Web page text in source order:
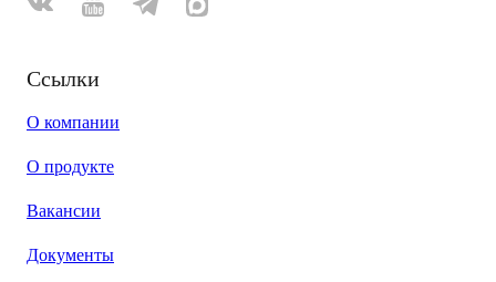
Ссылки
О компании
О продукте
Вакансии
Документы